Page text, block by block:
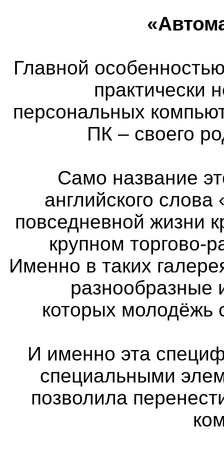
Главной
практически
персональных
ПК – своего
Само название
английского
повседневной жизни
крупном торгово-
Именно в таких
разнообразные
которых молодёжь
И именно эта
специальными
позволила